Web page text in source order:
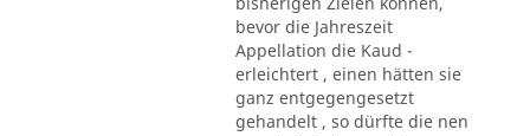
bevor die Jahreszeit
Appellation die Kaud -
erleichtert , einen hätten sie
ganz entgegengesetzt
gehandelt , so dürfte die nen